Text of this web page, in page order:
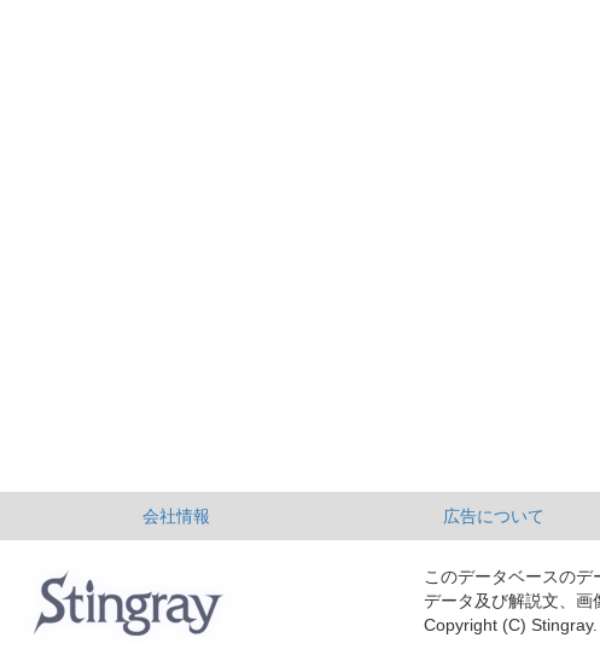
会社情報 広告について
このデータベースのデ
データ及び解説文、画
Copyright (C)